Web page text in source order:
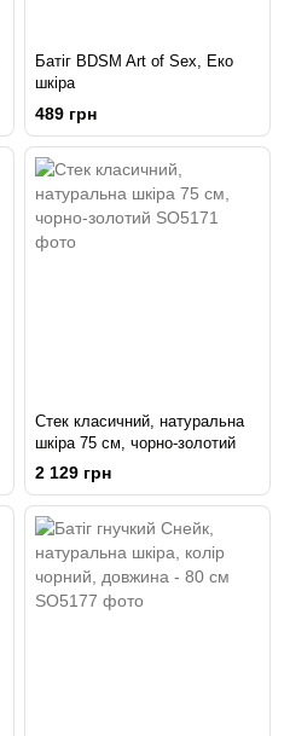
Батіг BDSM Art of Sex, Еко
шкіра
489 грн
Стек класичний, натуральна
шкіра 75 см, чорно-золотий
2 129 грн